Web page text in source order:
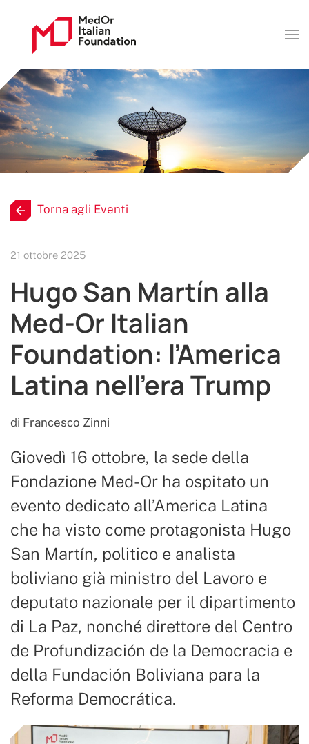
Torna agli Eventi
21 ottobre 2025
Hugo San Martín alla
Med-Or Italian
Foundation: l’America
Latina nell’era Trump
di Francesco Zinni
Giovedì 16 ottobre, la sede della
Fondazione Med-Or ha ospitato un
evento dedicato all’America Latina
che ha visto come protagonista Hugo
San Martín, politico e analista
boliviano già ministro del Lavoro e
deputato nazionale per il dipartimento
di La Paz, nonché direttore del Centro
de Profundización de la Democracia e
della Fundación Boliviana para la
Reforma Democrática.